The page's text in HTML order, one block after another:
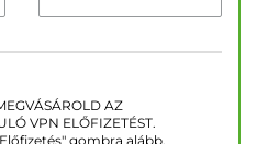
AZ
VPN ELŐFIZETÉST.
gombra alább,